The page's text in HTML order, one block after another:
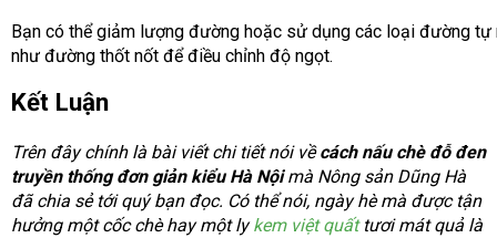
Bạn có thể giảm lượng đường hoặc sử dụng các loại đường tự
như đường thốt nốt để điều chỉnh độ ngọt.
Kết Luận
Trên đây chính là bài viết chi tiết nói vềcách nấu chè đỗ đen
truyền thống đơn giản kiểu Hà Nộimà Nông sản Dũng Hà
đã chia sẻ tới quý bạn đọc. Có thể nói, ngày hè mà được tận
hưởng một cốc chè hay một lykem việt quấttươi mát quả là